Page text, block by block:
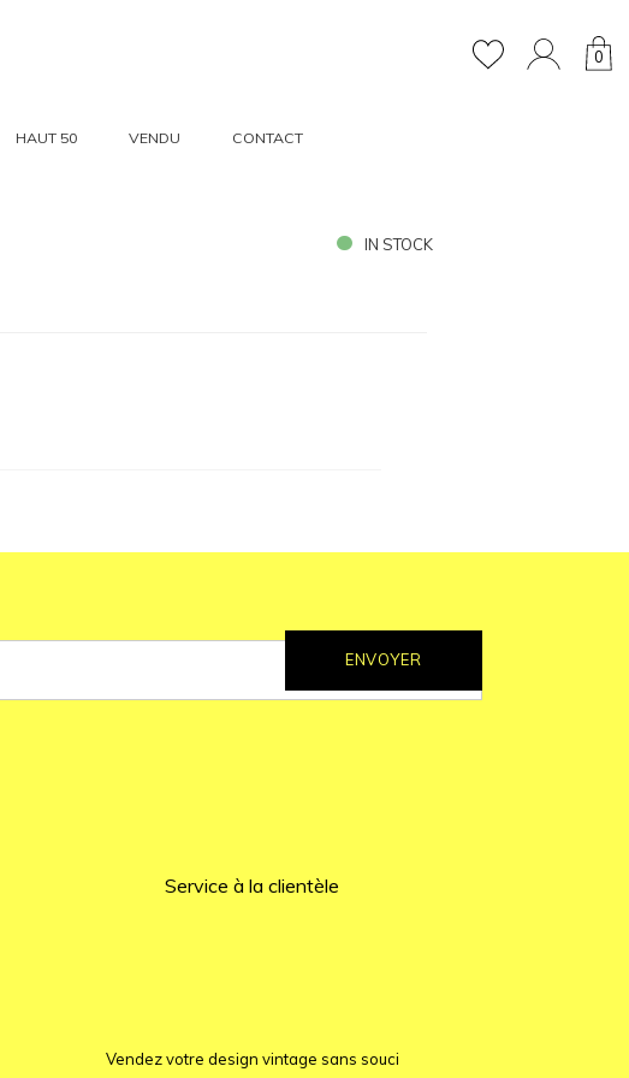
0
HAUT 50 VENDU CONTACT
IN STOCK
ENVOYER
Service à la clientèle
Vendez votre design vintage sans souci